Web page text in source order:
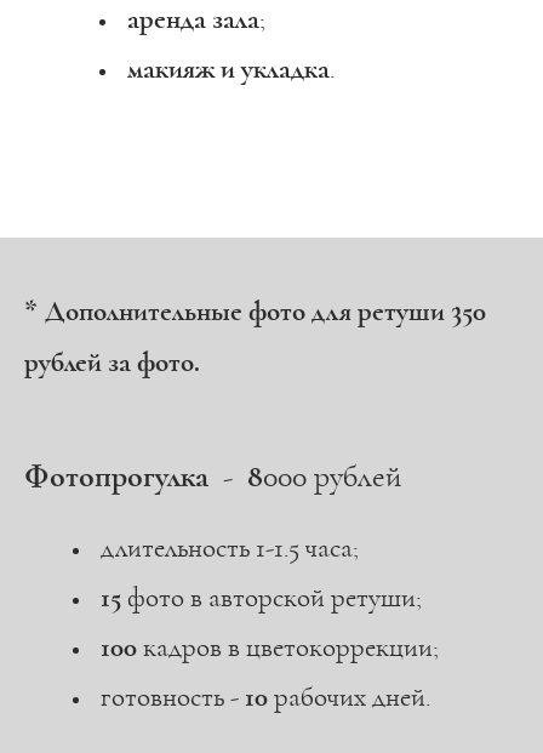
аренда зала;
макияж и укладка.
* Дополнительные фото для ретуши 350
рублей за фото.
Фотопрогулка - 8000 рублей
длительность 1-1.5 часа;
15 фото в авторской ретуши;
100 кадров в цветокоррекции;
готовность - 10 рабочих дней.